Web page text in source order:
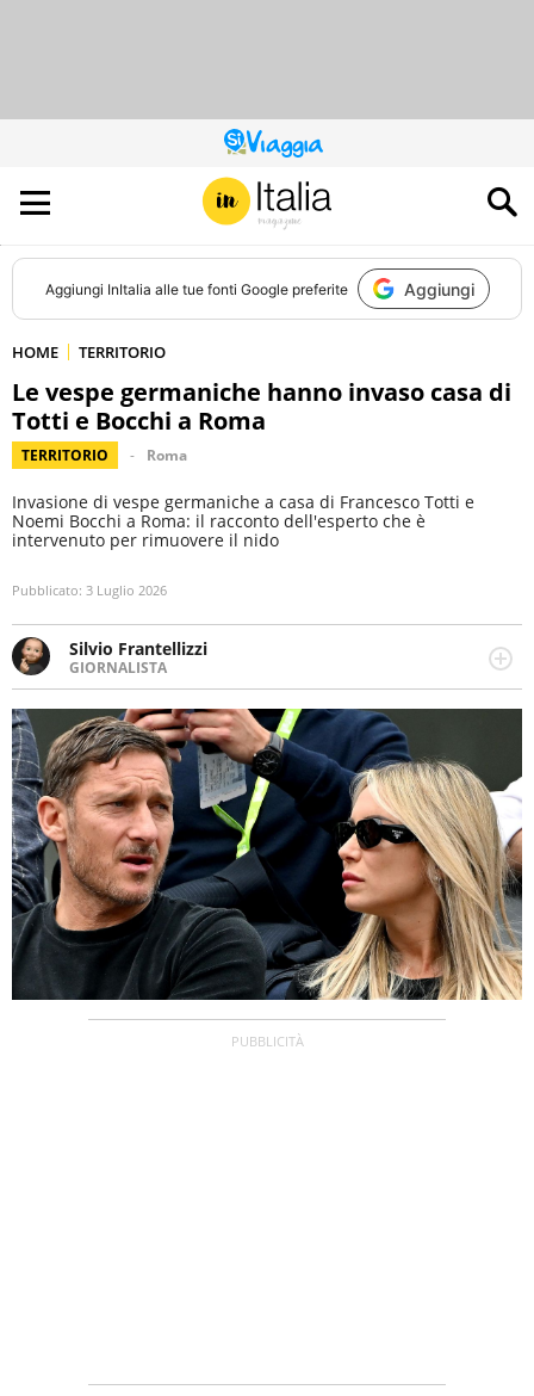
QUESTO
SITO
CONTRIBUISCE
ALL’AUDIENCE
DI
Aggiungi InItalia alle tue fonti Google preferite Aggiungi
HOME TERRITORIO
Le vespe germaniche hanno invaso casa di
Totti e Bocchi a Roma
TERRITORIO Roma
Invasione di vespe germaniche a casa di Francesco Totti e
Noemi Bocchi a Roma: il racconto dell'esperto che è
intervenuto per rimuovere il nido
Pubblicato: 3 Luglio 2026
Silvio Frantellizzi
GIORNALISTA
Giornalista pubblicista. Da oltre dieci anni si occupa di
informazione sul web, scrivendo di sport, attualità,
cronaca, motori, spettacolo e videogame.